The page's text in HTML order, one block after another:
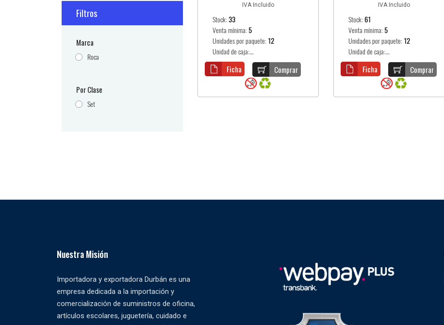
Filtros
Marca
Roca
Por Clase
Set
IVA Incluido
Stock:33
Venta mínima: 5
Unidades por paquete: 12
Unidad de caja:...
Comprar
Ficha
IVA Incluido
Stock: 61
Venta mínima: 5
Unidades por paquete: 12
Unidad de caja:...
Comprar
Ficha
Nuestra Misión
Importadora y exportadora Durbán es una
empresa dedicada a la importación y
comercialización de suministros de oficina,
artículos escolares, juguetería, cuidado e